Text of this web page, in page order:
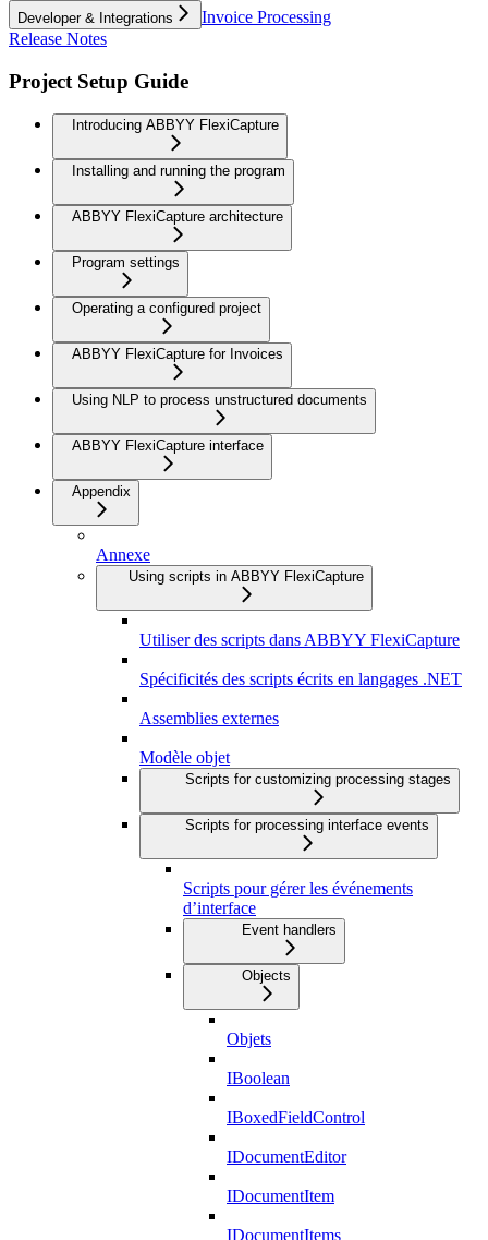
Developer & Integrations
Invoice Processing
Release Notes
Project Setup Guide
Introducing ABBYY FlexiCapture
Installing and running the program
ABBYY FlexiCapture architecture
Program settings
Operating a configured project
ABBYY FlexiCapture for Invoices
Using NLP to process unstructured documents
ABBYY FlexiCapture interface
Appendix
Annexe
Using scripts in ABBYY FlexiCapture
Utiliser des scripts dans ABBYY FlexiCapture
Spécificités des scripts écrits en langages .NET
Assemblies externes
Modèle objet
Scripts for customizing processing stages
Scripts for processing interface events
Scripts pour gérer les événements
d’interface
Event handlers
Objects
Objets
IBoolean
IBoxedFieldControl
IDocumentEditor
IDocumentItem
IDocumentItems